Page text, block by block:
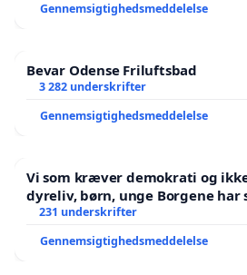
Gennemsigtighedsmeddelelse
Bevar Odense Friluftsbad
3 282 underskrifter
Gennemsigtighedsmeddelelse
Vi som kræver demokrati og ikke
dyreliv, børn, unge Borgene har
Der er
231 underskrifter
Gennemsigtighedsmeddelelse